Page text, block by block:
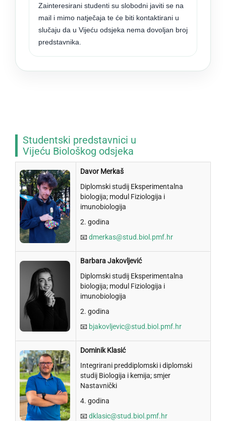
Zainteresirani studenti su slobodni javiti se na
mail i mimo natječaja te će biti kontaktirani u
slučaju da u Vijeću odsjeka nema dovoljan broj
predstavnika.
Studentski predstavnici u
Vijeću Biološkog odsjeka
Davor Merkaš
Diplomski studij Eksperimentalna
biologija; modul Fiziologija i
imunobiologija
2. godina
📧dmerkas@stud.biol.pmf.hr
Barbara Jakovljević
Diplomski studij Eksperimentalna
biologija; modul Fiziologija i
imunobiologija
2. godina
📧 bjakovljevic@stud.biol.pmf.hr
Dominik Klasić
Integrirani preddiplomski i diplomski
studij Biologija i kemija; smjer
Nastavnički
4. godina
📧dklasic@stud.biol.pmf.hr